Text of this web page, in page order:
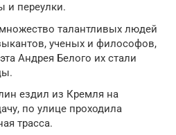
и переулки.
талантливых людей
ученых и философов,
Андрея Белого их стали
ездил из Кремля на
по улице проходила
трасса.